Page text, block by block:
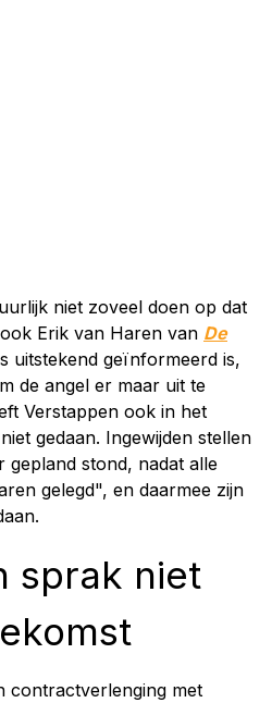
niet zoveel doen op dat
Erik van Haren van De
uitstekend geïnformeerd is,
de angel er maar uit te
Verstappen ook in het
gedaan. Ingewijden stellen
gepland stond, nadat alle
gelegd", en daarmee zijn
sprak niet
contractverlenging met